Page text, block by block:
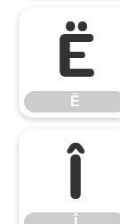
Ë
Ë
Î